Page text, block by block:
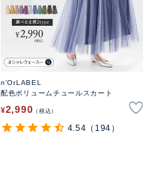
n'OrLABEL
配色ボリュームチュールスカート
¥2,990 税込
4.54 （194）